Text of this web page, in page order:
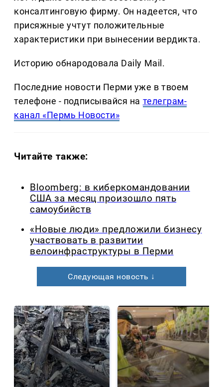
консалтинговую фирму. Он надеется, что
присяжные учтут положительные
характеристики при вынесении вердикта.
Историю обнародовала Daily Mail.
Последние новости Перми уже в твоем
телефоне - подписывайся на телеграм-
канал «Пермь Новости»
Читайте также:
Bloomberg: в киберкомандовании
США за месяц произошло пять
самоубийств
«Новые люди» предложили бизнесу
участвовать в развитии
велоинфраструктуры в Перми
Следующая новость ↓